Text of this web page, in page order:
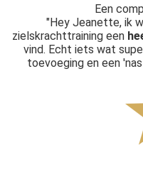
Een
"Hey Jeanette, ik
zielskrachttraining een
vind. Echt iets wat
toevoeging en een